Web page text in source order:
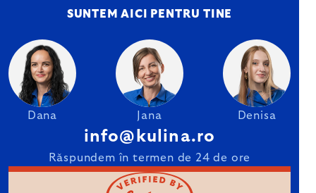
SUNTEM AICI PENTRU TINE
Dana Jana Denisa
info@kulina.ro
Răspundem în termen de 24 de ore